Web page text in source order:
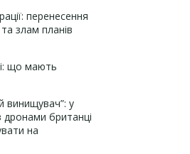
перенесення
злам планів
що мають
винищувач”: у
дронами британці
на